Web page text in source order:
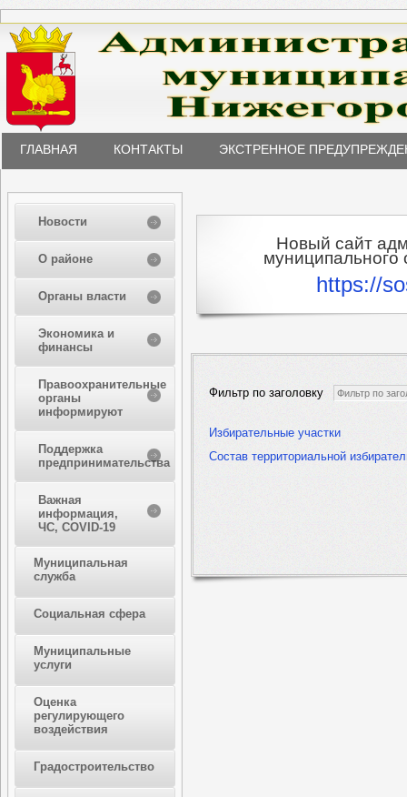
ГЛАВНАЯ КОНТАКТЫ ЭКСТРЕННОЕ
Новости
О районе
Органы власти
Экономика и
финансы
Правоохранительные
органы
информируют
Поддержка
предпринимательства
Важная
информация,
ЧС, COVID-19
Муниципальная
служба
Социальная сфера
Муниципальные
услуги
Оценка
регулирующего
воздействия
Градостроительство
Новый сайт
муниципального
https://
Фильтр по заголовку
Избирательные участки
Состав территориальной